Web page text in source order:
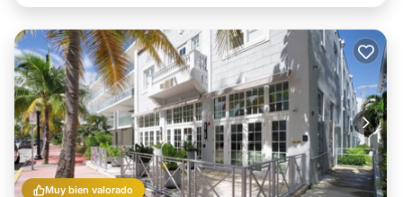
Muy bien valorado